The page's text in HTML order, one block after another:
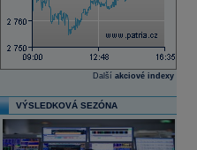
Další akciové indexy
VÝSLEDKOVÁ SEZÓNA